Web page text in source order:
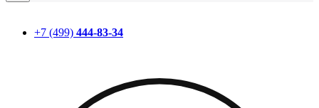
+7 (499) 444-83-34